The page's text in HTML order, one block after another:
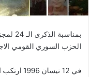
الحزب السوري القومي
في 12